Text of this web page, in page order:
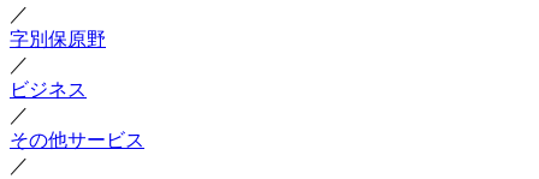
／
字別保原野
／
ビジネス
／
その他サービス
／